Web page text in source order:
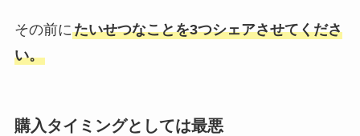
その前にたいせつなことを3つシェアさせてくださ
い。
購入タイミングとしては最悪